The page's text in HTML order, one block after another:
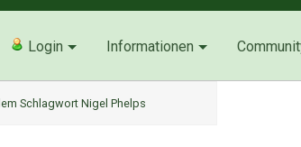
Login Informationen
Schlagwort Nigel Phelps